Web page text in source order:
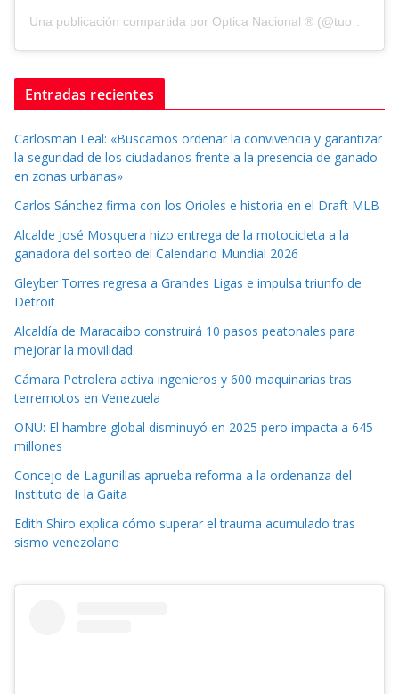
Una publicación compartida por Optica Nacional ® (@tuopticanacional)
Entradas recientes
Carlosman Leal: «Buscamos ordenar la convivencia y garantizar
la seguridad de los ciudadanos frente a la presencia de ganado
en zonas urbanas»
Carlos Sánchez firma con los Orioles e historia en el Draft MLB
Alcalde José Mosquera hizo entrega de la motocicleta a la
ganadora del sorteo del Calendario Mundial 2026
Gleyber Torres regresa a Grandes Ligas e impulsa triunfo de
Detroit
Alcaldía de Maracaibo construirá 10 pasos peatonales para
mejorar la movilidad
Cámara Petrolera activa ingenieros y 600 maquinarias tras
terremotos en Venezuela
ONU: El hambre global disminuyó en 2025 pero impacta a 645
millones
Concejo de Lagunillas aprueba reforma a la ordenanza del
Instituto de la Gaita
Edith Shiro explica cómo superar el trauma acumulado tras
sismo venezolano